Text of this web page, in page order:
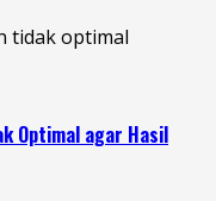
Optimal agar Hasil